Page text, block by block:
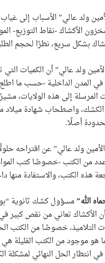
ولد عالي” الأسباب إلى
الأكشاك -نقاط التوزيع-
بشكل سريع، نظرًا لحجم
ولد عالي” أن الكميات التي
المدن الداخلية -حسب ما
المرسلة إلى هذه الولايات،
الكشك، واصطحاب شهادة
أصلًا.
ولد عالي” عن اقتراحه
من الكتب -خصوصًا كتب المواد
هذه الكتب، والاستفادة
الله”مسؤول كشك ثانوية
الأكشاك تعاني من نقص كبير
التلاميذ، خصوصًا من الكتب
هو موجود من الكتب القليلة
انتظار الحل النهائي لمشكلة